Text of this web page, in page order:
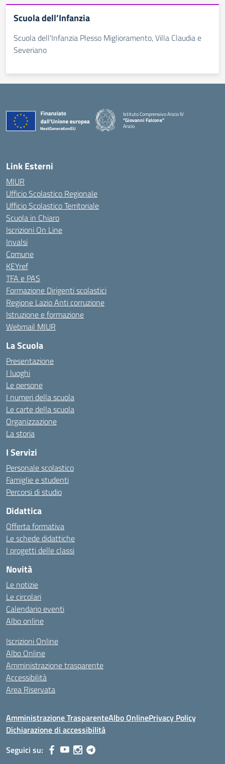
Scuola dell’Infanzia
Scuola dell'Infanzia Plesso Miglioramento, Villa Claudia e
Severiano
Istituto Comprensivo Anzio IV
"Giovanni Falcone"
Anzio
Link Esterni
MIUR
Ufficio Scolastico Regionale
Ufficio Scolastico Territoriale
Scuola in Chiaro
Iscrizioni On Line
Invalsi
Comune
KEYref
TFA e PAS
Formazione Dirigenti scolastici
Regione Lazio Anti corruzione
Istruzione e formazione
Webmail MIUR
La Scuola
Presentazione
I luoghi
Le persone
I numeri della scuola
Le carte della scuola
Organizzazione
La storia
I Servizi
Personale scolastico
Famiglie e studenti
Percorsi di studio
Didattica
Offerta formativa
Le schede didattiche
I progetti delle classi
Novità
Le notizie
Le circolari
Calendario eventi
Albo online
Iscrizioni Online
Albo Online
Amministrazione trasparente
Accessibilità
Area Riservata
Amministrazione TrasparenteAlbo OnlinePrivacy Policy
Dichiarazione di accessibilità
Seguici su: